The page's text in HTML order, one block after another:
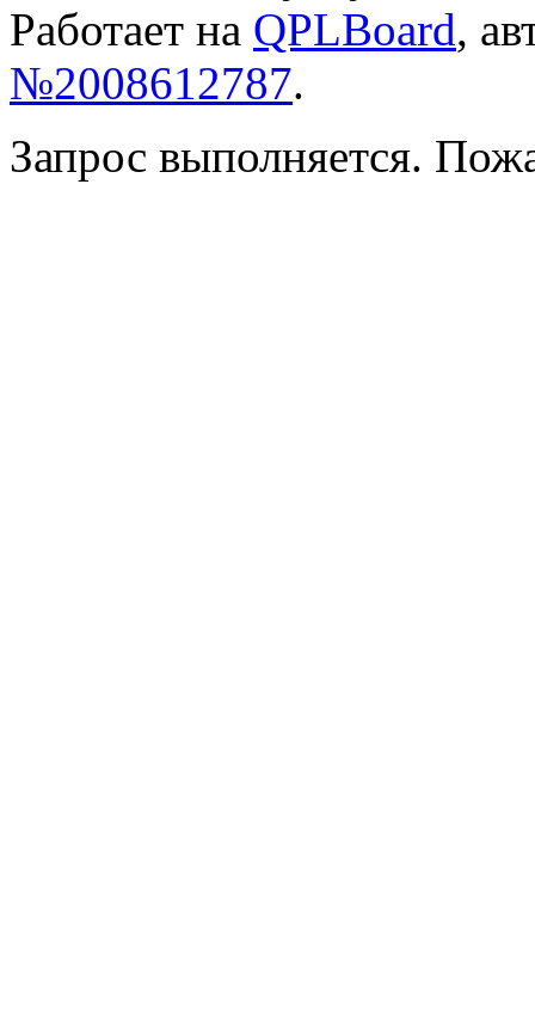
Работает на QPLBoard,
№2008612787.
Запрос выполняется.